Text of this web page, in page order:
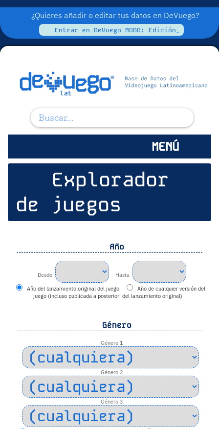
¿Quieres añadir o editar tus datos en DeVuego?
Entrar en DeVuego MODO: Edición_
MENÚ
Explorador
de juegos
Año
Desde
Hasta
Año del lanzamiento original del juego
Año de cualquier versión del
juego (incluso publicada a posteriori del lanzamiento original)
Género
Género 1
Género 2
Género 3